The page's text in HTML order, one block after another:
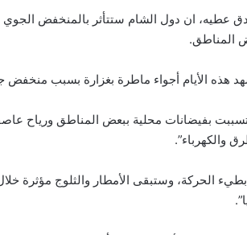
عطيه، ان دول الشام ستتأثر بالمنخفض الجوي
المناطق.
هذه الأيام أجواء ماطرة بغزارة بسبب
بفيضانات محلية ببعض المناطق ورياح
والكهرباء”.
الحركة، وستبقى الأمطار والثلوج مؤثرة